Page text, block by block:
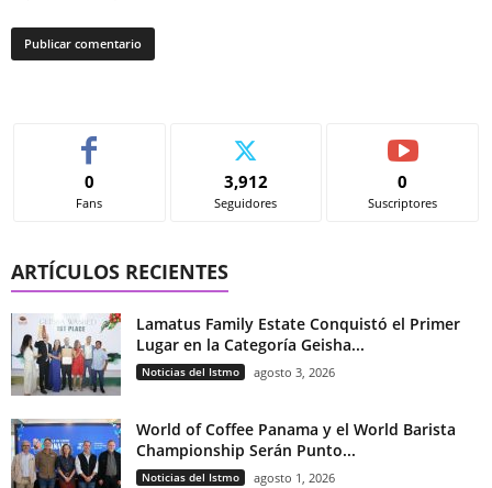
0
Fans
3,912
Seguidores
0
Suscriptores
ARTÍCULOS RECIENTES
Lamatus Family Estate Conquistó el Primer
Lugar en la Categoría Geisha...
Noticias del Istmo agosto 3, 2026
World of Coffee Panama y el World Barista
Championship Serán Punto...
Noticias del Istmo agosto 1, 2026